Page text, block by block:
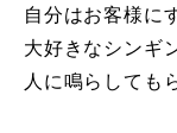
自分はお客様に
大好きなシンギ
人に鳴らしても